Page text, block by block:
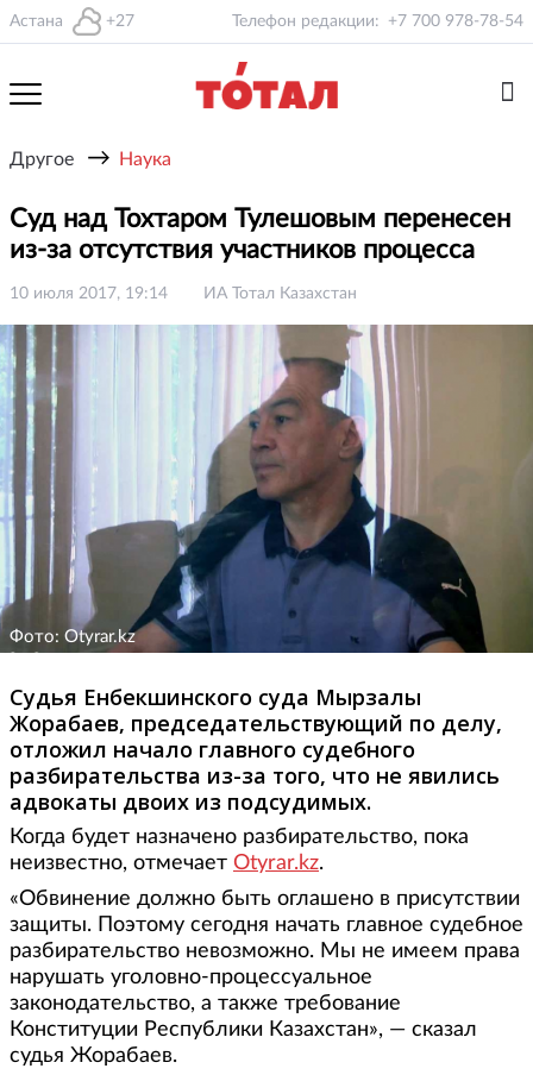
Астана +27 Телефон редакции: +7 700 978-78-54
Другое → Наука
Суд над Тохтаром Тулешовым перенесен
из-за отсутствия участников процесса
10 июля 2017, 19:14 ИА Тотал Казахстан
Фото: Otyrar.kz
Судья Енбекшинского суда Мырзалы
Жорабаев, председательствующий по делу,
отложил начало главного судебного
разбирательства из-за того, что не явились
адвокаты двоих из подсудимых.
Когда будет назначено разбирательство, пока
неизвестно, отмечает Otyrar.kz.
«Обвинение должно быть оглашено в присутствии
защиты. Поэтому сегодня начать главное судебное
разбирательство невозможно. Мы не имеем права
нарушать уголовно-процессуальное
законодательство, а также требование
Конституции Республики Казахстан», — сказал
судья Жорабаев.